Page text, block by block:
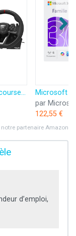
HORI Volant de course APEX pour Playstation 5, Playstation 4 et PC - Licence officielle Sony
par
122,55 €
partenaire Amazon
d’emploi,